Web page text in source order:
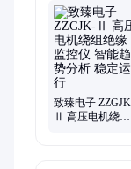
电机、智能水泵
器、水泵控制器
仪器定制、化工
致臻电子
Ⅱ 高压电机绕组